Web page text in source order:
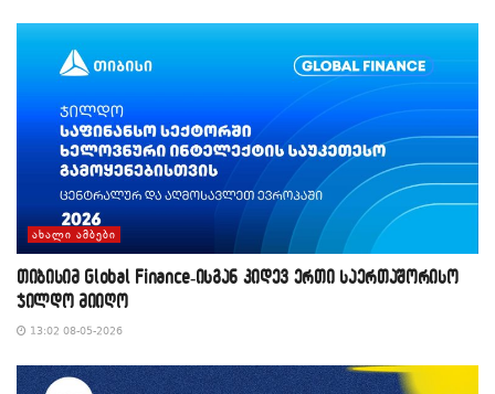
ᲐᲮᲐᲚᲘ ᲐᲛᲑᲔᲑᲘ
თიბისიმ Global Finance-ისგან კიდევ ერთი საერთაშორისო
ჯილდო მიიღო
13:02 08-05-2026